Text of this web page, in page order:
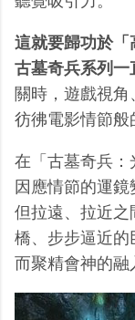
這就要歸功於
古墓奇兵系列
關時，遊戲視
彷彿電影情節般
在「古墓奇兵
因應情節的運鏡
但拉遠、拉近
橋、步步逼近
而聚精會神的融